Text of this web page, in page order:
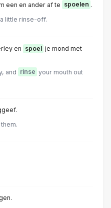
een en ander af te spoelen .
little rinse-off.
en spoel je mond met
and rinse your mouth out